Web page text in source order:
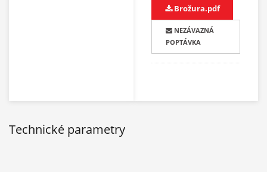
Brožura.pdf
NEZÁVAZNÁ
POPTÁVKA
Technické parametry